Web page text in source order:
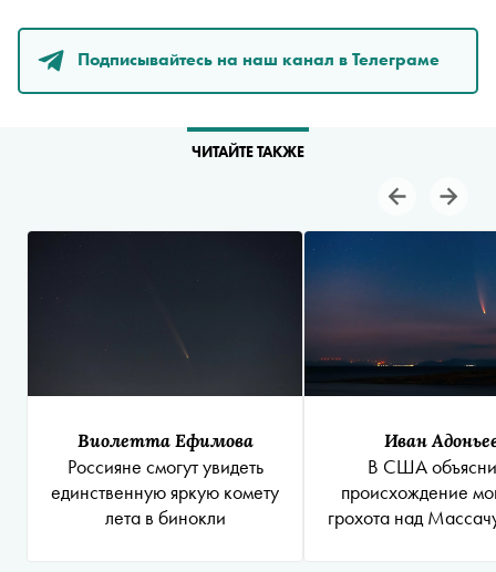
Подписывайтесь на наш канал в Телеграме
ЧИТАЙТЕ ТАКЖЕ
Виолетта Ефимова
Россияне смогут увидеть
единственную яркую комету
лета в бинокли
Иван
В США
происхождение
грохота над